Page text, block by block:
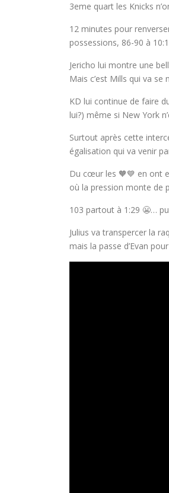
3eme quart les Knicks
12 minutes pour
possessions, 86-90 à
Jericho lui montre une
Mais c’est Mills qui va
KD lui continue de faire
lui?) même si New York
Surtout après cette
égalisation qui va venir
Du cœur les 🧡💙 en ont
où la pression monte de
103 partout à 1:29 😬…
Julius va transpercer la
mais la passe d’Evan